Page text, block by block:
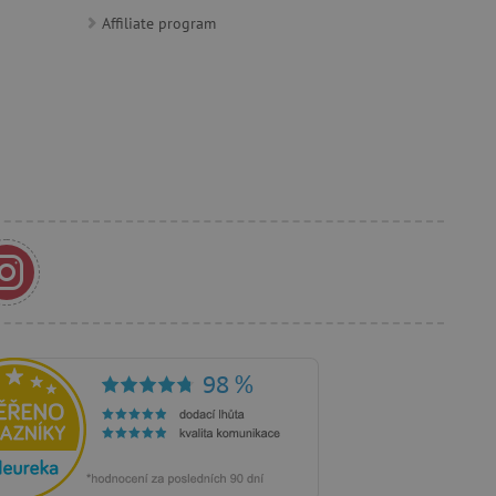
Affiliate program
použití CORS po
soubory cookie
návštěvníci používají
jak si webové stránky
pocházejí, a
relace.
vhodné reklamy.
zajištěním
stránkách.
k optimalizaci
personalizovaných